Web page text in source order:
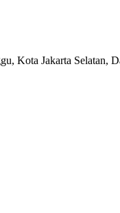
Kota Jakarta Selatan,